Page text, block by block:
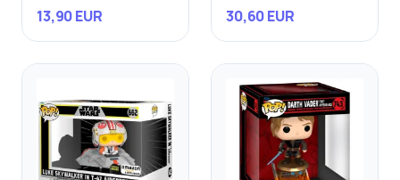
13,90 EUR 30,60 EUR